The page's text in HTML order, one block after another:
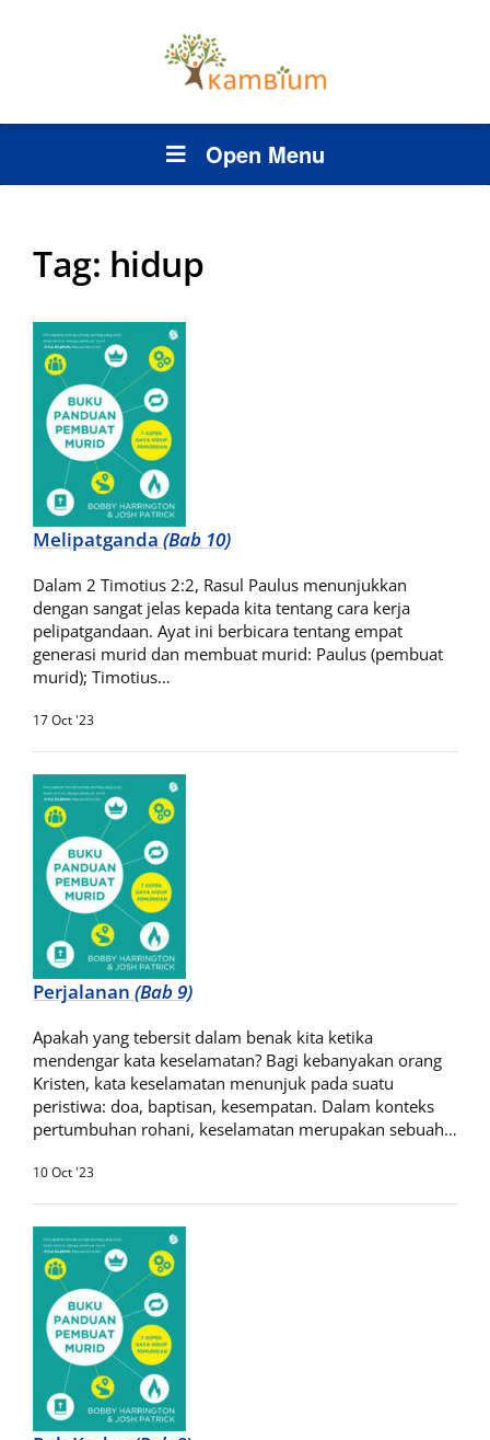
Open Menu
Tag: hidup
Melipatganda (Bab 10)
Dalam 2 Timotius 2:2, Rasul Paulus menunjukkan
dengan sangat jelas kepada kita tentang cara kerja
pelipatgandaan. Ayat ini berbicara tentang empat
generasi murid dan membuat murid: Paulus (pembuat
murid); Timotius…
17 Oct '23
Perjalanan (Bab 9)
Apakah yang tebersit dalam benak kita ketika
mendengar kata keselamatan? Bagi kebanyakan orang
Kristen, kata keselamatan menunjuk pada suatu
peristiwa: doa, baptisan, kesempatan. Dalam konteks
pertumbuhan rohani, keselamatan merupakan sebuah…
10 Oct '23